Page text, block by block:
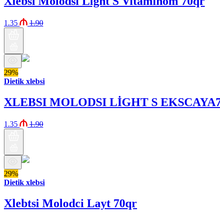
1.35 1.90
29%
Dietik xlebsi
XLEBSI MOLODSI LİGHT S
1.35 1.90
29%
Dietik xlebsi
Xlebtsi Molodci Layt 70qr